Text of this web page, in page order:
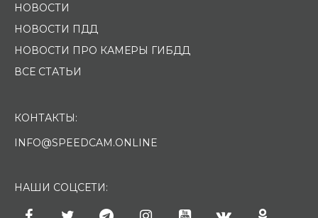
НОВОСТИ
НОВОСТИ ПДД
НОВОСТИ ПРО КАМЕРЫ ГИБДД
ВСЕ СТАТЬИ
КОНТАКТЫ:
INFO@SPEEDCAM.ONLINE
НАШИ СОЦСЕТИ: